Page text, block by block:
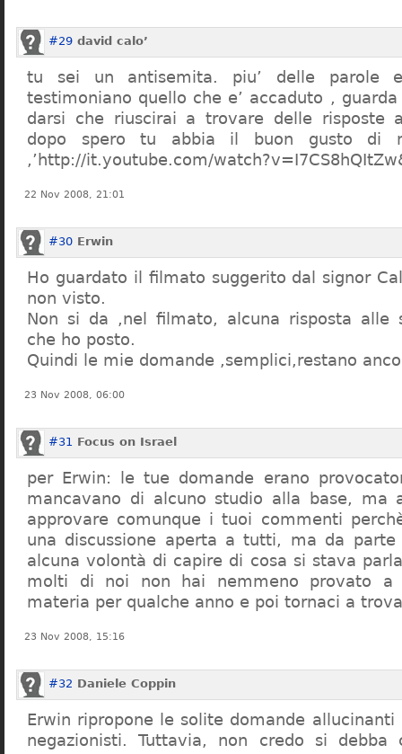
#29 david calo’
tu sei un antisemita. piu’ delle parole
testimoniano quello che e’ accaduto , guarda
darsi che riuscirai a trovare delle risposte
dopo spero tu abbia il buon gusto di
,’http://it.youtube.com/
22 Nov 2008, 21:01
#30 Erwin
Ho guardato il filmato suggerito dal signor
non visto.
Non si da ,nel filmato, alcuna risposta alle
che ho posto.
Quindi le mie domande ,semplici,restano
23 Nov 2008, 06:00
#31 Focus on Israel
per Erwin: le tue domande erano
mancavano di alcuno studio alla base, ma
approvare comunque i tuoi commenti
una discussione aperta a tutti, ma da parte
alcuna volontà di capire di cosa si stava
molti di noi non hai nemmeno provato a
materia per qualche anno e poi tornaci a
23 Nov 2008, 15:16
#32 Daniele Coppin
Erwin ripropone le solite domande
negazionisti. Tuttavia, non credo si debba